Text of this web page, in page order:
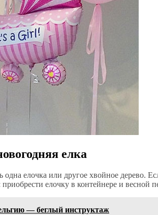
елка
одна елочка или другое хвойное дерево.
елочку в контейнере и весной
— беглый инструктаж